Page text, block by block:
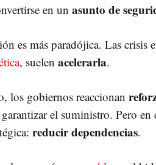
en un asunto de
es más paradójica. Las crisis
, suelen acelerarla.
los gobiernos reaccionan
el suministro. Pero
reducir dependencias.